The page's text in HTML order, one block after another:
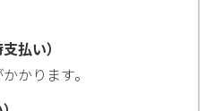
払い）
かります。